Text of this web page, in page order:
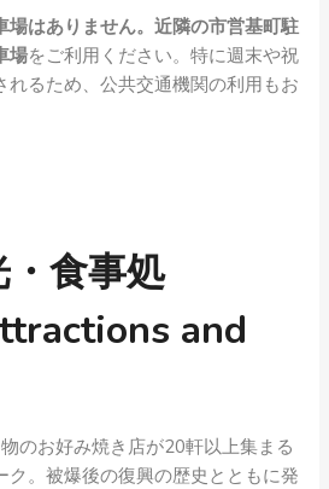
場はありません。近隣の市営基町駐
場をご利用ください。特に週末や祝
れるため、公共交通機関の利用もお
食事処
and
のお好み焼き店が20軒以上集まる
ク。被爆後の復興の歴史とともに発